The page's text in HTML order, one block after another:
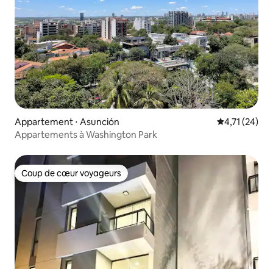
Appartement ⋅ Asunción Évaluation
4,71 (24)
Appartements à Washington Park
Coup de cœur voyageurs
Coup de cœur voyageurs